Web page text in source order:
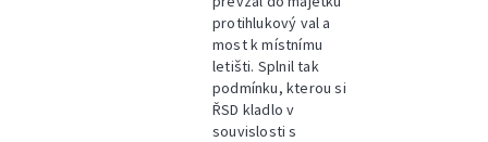
protihlukový val a
most k místnímu
letišti. Splnil tak
podmínku, kterou si
ŘSD kladlo v
souvislosti s